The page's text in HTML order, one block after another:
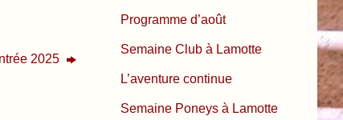
2025
Programme d’août
Semaine Club à Lamotte
L’aventure continue
Semaine Poneys à Lamotte